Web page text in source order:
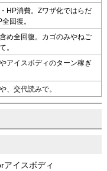
HP消費。Zワザ化ではらだ
回復。
め全回復。カゴのみやねご
。
アイスボディのターン稼ぎ
、交代読みで。
アイスボディ